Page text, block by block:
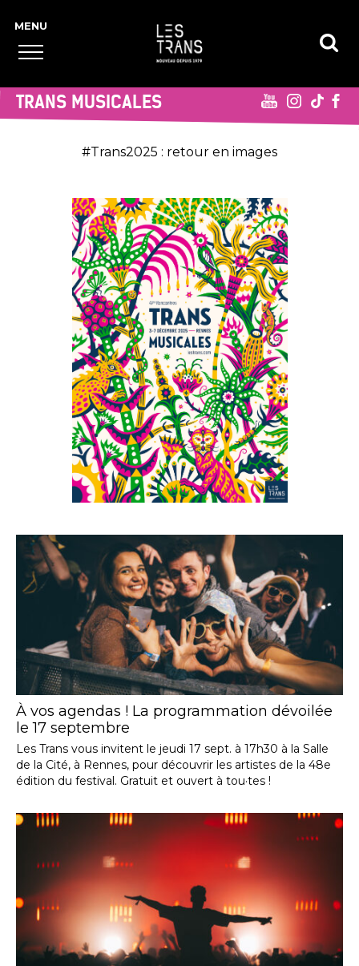
TRANS MUSICALES
#Trans2025 : retour en images
À vos agendas ! La programmation dévoilée
le 17 septembre
Les Trans vous invitent le jeudi 17 sept. à 17h30 à la Salle
de la Cité, à Rennes, pour découvrir les artistes de la 48e
édition du festival. Gratuit et ouvert à tou·tes !